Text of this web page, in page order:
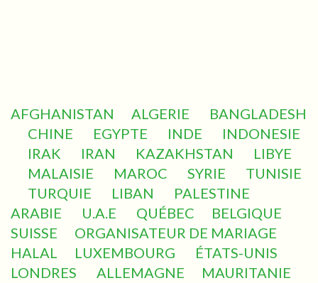
AFGHANISTAN ALGERIE
BANGLADESH
CHINE
EGYPTE INDE
INDONESIE
IRAK
IRAN KAZAKHSTAN
LIBYE
MALAISIE
MAROC SYRIE
TUNISIE
TURQUIE
LIBAN
PALESTINE
ARABIE
U.A.E QUÉBEC
BELGIQUE
SUISSE
ORGANISATEUR DE MARIAGE
HALAL
LUXEMBOURG
ÉTATS-UNIS
LONDRES
ALLEMAGNE
MAURITANIE